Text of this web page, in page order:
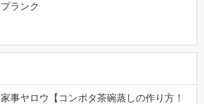
プランク
家事ヤロウ【コンポタ茶碗蒸しの作り方！